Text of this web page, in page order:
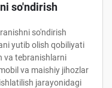
so'ndirish
so'ndirish
yutib olish qobiliyati
va tebranishlarni
va maishiy jihozlar
jarayonidagi